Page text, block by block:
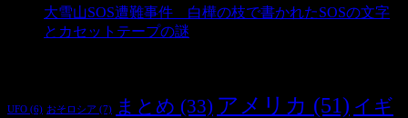
大雪山SOS遭難事件 白樺の枝で書かれたSOSの文字
とカセットテープの謎
UFO (6) おそロシア (7) まとめ (33) アメリカ (51) イギ